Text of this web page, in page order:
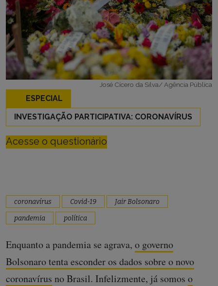
José Cícero da Silva/ Agência Pública
ESPECIAL
INVESTIGAÇÃO PARTICIPATIVA: CORONAVÍRUS
Acesse o questionário
coronavírus Covid-19
Jair Bolsonaro
pandemia
política
Enquanto a pandemia se agrava, o governo
Bolsonaro tenta esconder os dados sobre o novo
coronavírus no Brasil. Infelizmente, já somos o